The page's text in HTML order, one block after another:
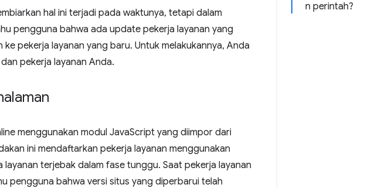
n perintah?
hal ini terjadi pada waktunya, tetapi dalam
pengguna bahwa ada update pekerja layanan yang
pekerja layanan yang baru. Untuk melakukannya, Anda
pekerja layanan Anda.
menggunakan modul JavaScript yang diimpor dari
ini mendaftarkan pekerja layanan menggunakan
layanan terjebak dalam fase tunggu. Saat pekerja layanan
pengguna bahwa versi situs yang diperbarui telah